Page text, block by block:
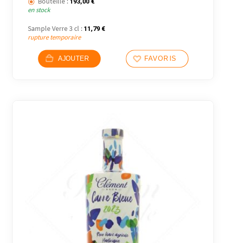
en stock
Sample Verre 3 cl : 11,79 €
rupture temporaire
AJOUTER FAVORIS